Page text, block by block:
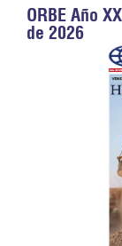
ORBE Año
de 2026